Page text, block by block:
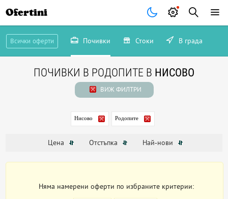
Ofertini
Всички оферти Почивки Стоки В града
ПОЧИВКИ В РОДОПИТЕ В НИСОВО
ВИЖ ФИЛТРИ
Нисово Родопите
Цена Отстъпка Най-нови
Няма намерени оферти по избраните критерии: